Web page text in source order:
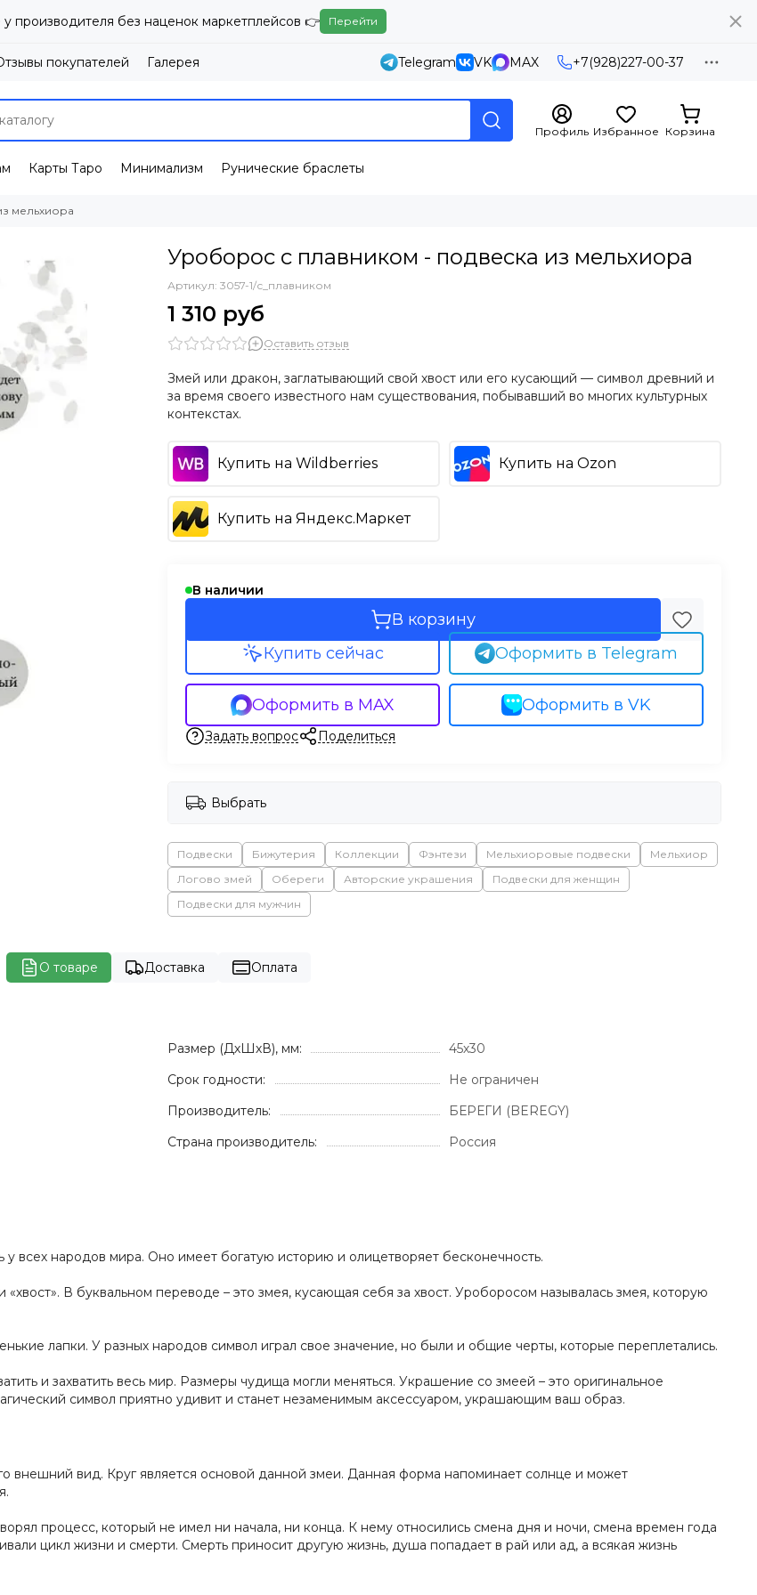
производителя без наценок маркетплейсов 👉 Перейти
покупателей Галерея Telegram VK MAX +7(928)227-00-37
Профиль Избранное Корзина
Карты Таро Минимализм Рунические браслеты
мельхиора
Уроборос с плавником - подвеска из мельхиора
Артикул: 3057-1/с_плавником
1 310 руб
Оставить отзыв
Змей или дракон, заглатывающий свой хвост или его кусающий — символ древний и
за время своего известного нам существования, побывавший во многих культурных
контекстах.
Купить на Wildberries Купить на Ozon
Купить на Яндекс.Маркет
В наличии
В корзину
Оформить в Telegram
Оформить в MAX Оформить в VK
Купить сейчас
Задать вопрос Поделиться
Выбрать
Подвески Бижутерия Коллекции Фэнтези Мельхиоровые подвески
Мельхиор
Логово змей
Обереги Авторские украшения
Подвески для женщин
Подвески для мужчин
О товаре Доставка Оплата
Размер (ДхШхВ), мм:
45х30
Срок годности:
Не ограничен
Производитель:
БЕРЕГИ (BEREGY)
Страна производитель:
Россия
всех народов мира. Оно имеет богатую историю и олицетворяет бесконечность.
В буквальном переводе – это змея, кусающая себя за хвост. Уроборосом называлась змея, которую
лапки. У разных народов символ играл свое значение, но были и общие черты, которые переплетались.
и захватить весь мир. Размеры чудища могли меняться. Украшение со змеей – это оригинальное
символ приятно удивит и станет незаменимым аксессуаром, украшающим ваш образ.
внешний вид. Круг является основой данной змеи. Данная форма напоминает солнце и может
процесс, который не имел ни начала, ни конца. К нему относились смена дня и ночи, смена времен года
цикл жизни и смерти. Смерть приносит другую жизнь, душа попадает в рай или ад, а всякая жизнь